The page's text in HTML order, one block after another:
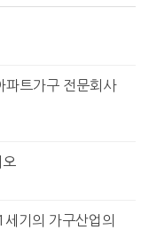
파트가구 전문회사
오
기의 가구산업의